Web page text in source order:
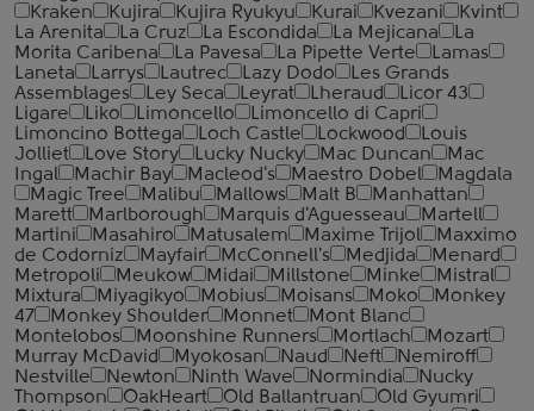
Kraken
Kujira Kujira Ryukyu Kurai Kvezani
Kvint
La Arenita
La Cruz La Escondida La Mejicana
La
Morita Caribena
La Pavesa La Pipette Verte
Lamas
Laneta
Larrys Lautrec Lazy Dodo
Les Grands
Assemblages
Ley Seca Leyrat Lheraud
Licor 43
Ligare
Liko Limoncello
Limoncello di Capri
Limoncino Bottega
Loch Castle Lockwood
Louis
Jolliet
Love Story Lucky Nucky Mac Duncan
Mac
Ingal
Machir Bay Macleod's Maestro Dobel
Magdala
Magic Tree
Malibu Mallows Malt B
Manhattan
Marett
Marlborough Marquis d'Aguesseau
Martell
Martini
Masahiro Matusalem Maxime Trijol
Maxximo
de Codorniz
Mayfair McConnell's Medjida
Menard
Metropoli
Meukow Midai Millstone Minke
Mistral
Mixtura
Miyagikyo Mobius Moisans Moko
Monkey
47
Monkey Shoulder Monnet
Mont Blanc
Montelobos
Moonshine Runners Mortlach
Mozart
Murray McDavid
Myokosan Naud Neft
Nemiroff
Nestville
Newton Ninth Wave Normindia
Nucky
Thompson
OakHeart Old Ballantruan
Old Gyumri